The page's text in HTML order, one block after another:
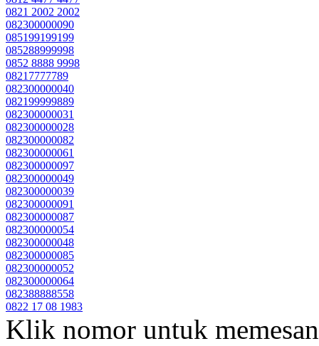
0821 2002 2002
082300000090
085199199199
085288999998
0852 8888 9998
08217777789
082300000040
082199999889
082300000031
082300000028
082300000082
082300000061
082300000097
082300000049
082300000039
082300000091
082300000087
082300000054
082300000048
082300000085
082300000052
082300000064
082388888558
0822 17 08 1983
Klik nomor untuk memesan